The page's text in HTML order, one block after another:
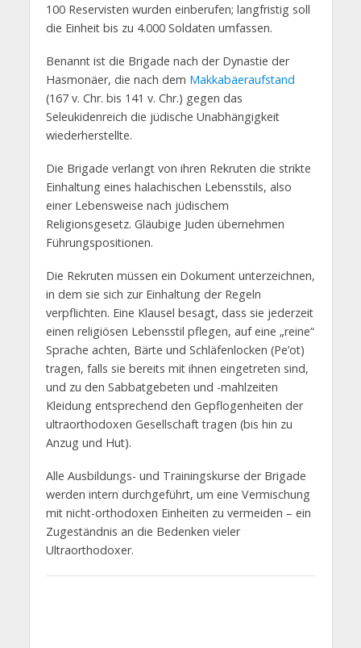
100 Reservisten wurden einberufen; langfristig soll
die Einheit bis zu 4.000 Soldaten umfassen.
Benannt ist die Brigade nach der Dynastie der
Hasmonäer, die nach dem Makkabäeraufstand
(167 v. Chr. bis 141 v. Chr.) gegen das
Seleukidenreich die jüdische Unabhängigkeit
wiederherstellte.
Die Brigade verlangt von ihren Rekruten die strikte
Einhaltung eines halachischen Lebensstils, also
einer Lebensweise nach jüdischem
Religionsgesetz. Gläubige Juden übernehmen
Führungspositionen.
Die Rekruten müssen ein Dokument unterzeichnen,
in dem sie sich zur Einhaltung der Regeln
verpflichten. Eine Klausel besagt, dass sie jederzeit
einen religiösen Lebensstil pflegen, auf eine „reine“
Sprache achten, Bärte und Schläfenlocken (Pe’ot)
tragen, falls sie bereits mit ihnen eingetreten sind,
und zu den Sabbatgebeten und -mahlzeiten
Kleidung entsprechend den Gepflogenheiten der
ultraorthodoxen Gesellschaft tragen (bis hin zu
Anzug und Hut).
Alle Ausbildungs- und Trainingskurse der Brigade
werden intern durchgeführt, um eine Vermischung
mit nicht-orthodoxen Einheiten zu vermeiden – ein
Zugeständnis an die Bedenken vieler
Ultraorthodoxer.